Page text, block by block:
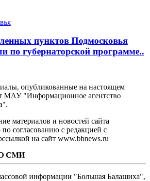
пунктов Подмосковья
по губернаторской программе..
опубликованные на настоящем
МАУ "Информационное агентство
материалов и новостей сайта
по согласованию с редакцией с
на сайт www.bbnews.ru
СМИ
информации "Большая Балашиха",